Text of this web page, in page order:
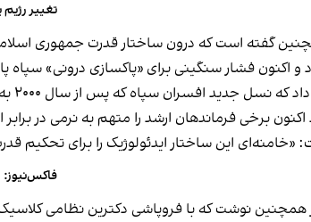
تغییر
گفته است که درون ساختار قدرت جمهوری
و اکنون فشار سنگینی برای «پاکسازی درونی» سپاه
برخی فرماندهان ارشد را متهم به نرمی در
«خامنه‌ای این ساختار ایدئولوژیک را برای تحکیم
نوشت که با فروپاشی دکترین نظامی